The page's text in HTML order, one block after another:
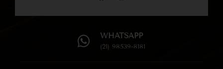
WHATSAPP
(21) 98539-8181